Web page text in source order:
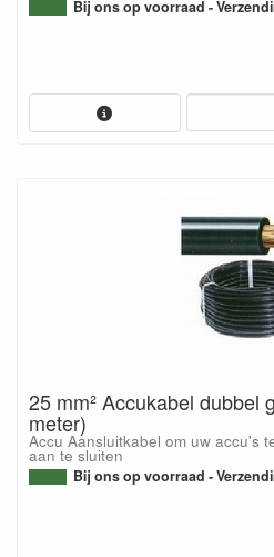
Bij ons op voorraad -
25 mm² Accukabel dubbel
meter)
Accu Aansluitkabel om uw accu's
aan te sluiten
Bij ons op voorraad -